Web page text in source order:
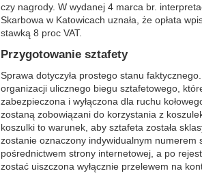
czy nagrody. W wydanej 4 marca br.
Skarbowa w Katowicach uznała, że opłata
stawką 8 proc VAT.
Przygotowanie sztafety
Sprawa dotyczyła prostego stanu
organizacji ulicznego biegu sztafetowego,
zabezpieczona i wyłączona dla ruchu
zostaną zobowiązani do korzystania z
koszulki to warunek, aby sztafeta została
zostanie oznaczony indywidualnym
pośrednictwem strony internetowej, a po
zostać uiszczona wyłącznie przelewem na